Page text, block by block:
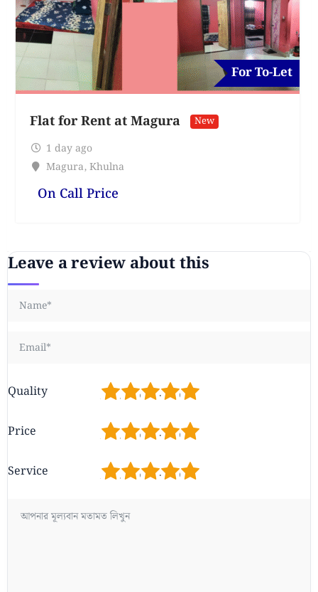
For To-Let
Flat for Rent at Magura New
1 day ago
Magura, Khulna
On Call Price
Leave a review about this
Quality 5
4
3
2
Price 5
4
3
2
Service 5
4
3
2